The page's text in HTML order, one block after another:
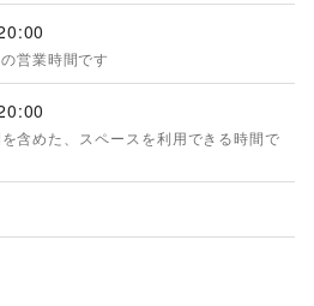
営業時間です
含めた、スペースを利用できる時間で